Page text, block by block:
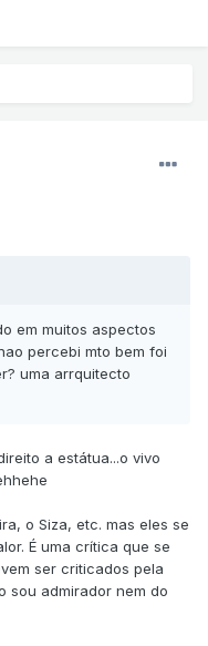
em muitos aspectos
percebi mto bem foi
uma arrquitecto
a estátua...o vivo
o Siza, etc. mas eles se
É uma crítica que se
ser criticados pela
sou admirador nem do